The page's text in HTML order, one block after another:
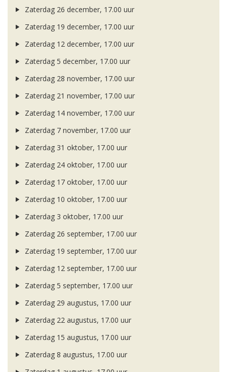
Zaterdag 26 december, 17.00 uur
Zaterdag 19 december, 17.00 uur
Zaterdag 12 december, 17.00 uur
Zaterdag 5 december, 17.00 uur
Zaterdag 28 november, 17.00 uur
Zaterdag 21 november, 17.00 uur
Zaterdag 14 november, 17.00 uur
Zaterdag 7 november, 17.00 uur
Zaterdag 31 oktober, 17.00 uur
Zaterdag 24 oktober, 17.00 uur
Zaterdag 17 oktober, 17.00 uur
Zaterdag 10 oktober, 17.00 uur
Zaterdag 3 oktober, 17.00 uur
Zaterdag 26 september, 17.00 uur
Zaterdag 19 september, 17.00 uur
Zaterdag 12 september, 17.00 uur
Zaterdag 5 september, 17.00 uur
Zaterdag 29 augustus, 17.00 uur
Zaterdag 22 augustus, 17.00 uur
Zaterdag 15 augustus, 17.00 uur
Zaterdag 8 augustus, 17.00 uur